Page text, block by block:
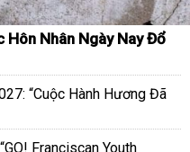
Hôn Nhân Ngày Nay Đổ
“Cuộc Hành Hương Đã
Franciscan Youth